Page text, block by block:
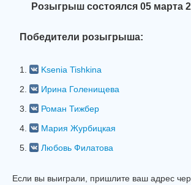
Розыгрыш состоялся 05 марта
Победители розыгрыша:
1.
Ksenia Tishkina
2.
Ирина Голенищева
3.
Роман Тижбер
4.
Мария Журбицкая
5.
Любовь Филатова
Если вы выиграли, пришлите ваш адрес